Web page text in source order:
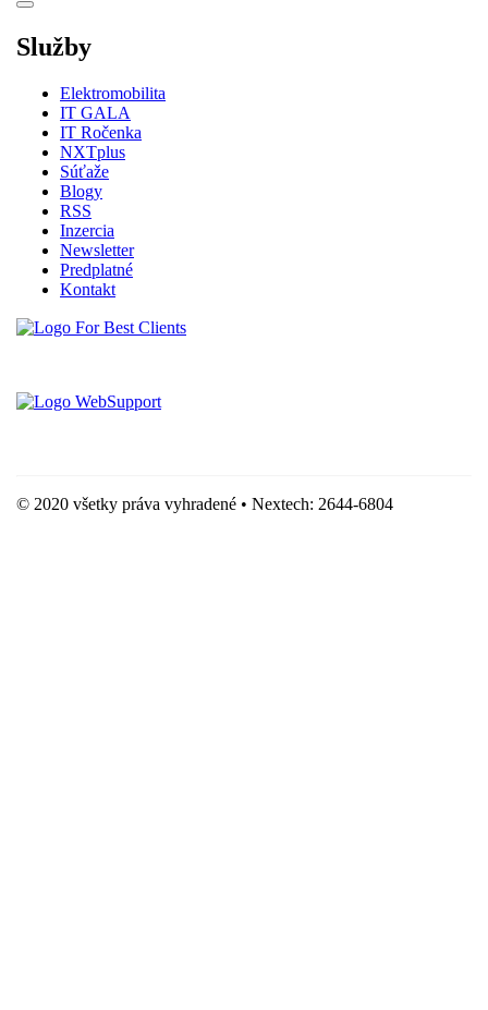
Služby
Elektromobilita
IT GALA
IT Ročenka
NXTplus
Súťaže
Blogy
RSS
Inzercia
Newsletter
Predplatné
Kontakt
© 2020 všetky práva vyhradené • Nextech: 2644-6804